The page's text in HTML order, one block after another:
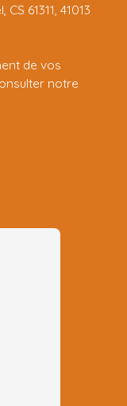
61311, 41013
de vos
notre